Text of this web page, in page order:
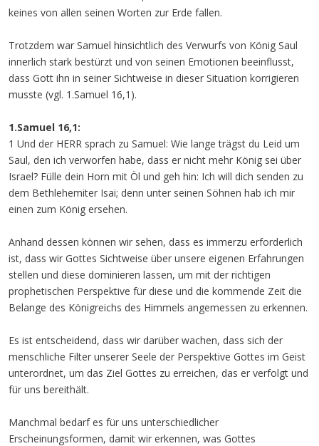
keines von allen seinen Worten zur Erde fallen.
Trotzdem war Samuel hinsichtlich des Verwurfs von König Saul
innerlich stark bestürzt und von seinen Emotionen beeinflusst,
dass Gott ihn in seiner Sichtweise in dieser Situation korrigieren
musste (vgl. 1.Samuel 16,1).
1.Samuel 16,1:
1 Und der HERR sprach zu Samuel: Wie lange trägst du Leid um
Saul, den ich verworfen habe, dass er nicht mehr König sei über
Israel? Fülle dein Horn mit Öl und geh hin: Ich will dich senden zu
dem Bethlehemiter Isai; denn unter seinen Söhnen hab ich mir
einen zum König ersehen.
Anhand dessen können wir sehen, dass es immerzu erforderlich
ist, dass wir Gottes Sichtweise über unsere eigenen Erfahrungen
stellen und diese dominieren lassen, um mit der richtigen
prophetischen Perspektive für diese und die kommende Zeit die
Belange des Königreichs des Himmels angemessen zu erkennen.
Es ist entscheidend, dass wir darüber wachen, dass sich der
menschliche Filter unserer Seele der Perspektive Gottes im Geist
unterordnet, um das Ziel Gottes zu erreichen, das er verfolgt und
für uns bereithält.
Manchmal bedarf es für uns unterschiedlicher
Erscheinungsformen, damit wir erkennen, was Gottes